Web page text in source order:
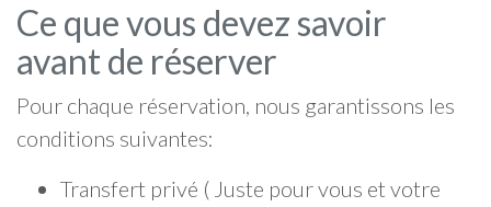
Ce que vous devez savoir
avant de réserver
Pour chaque réservation, nous garantissons les
conditions suivantes:
Transfert privé ( Juste pour vous et votre